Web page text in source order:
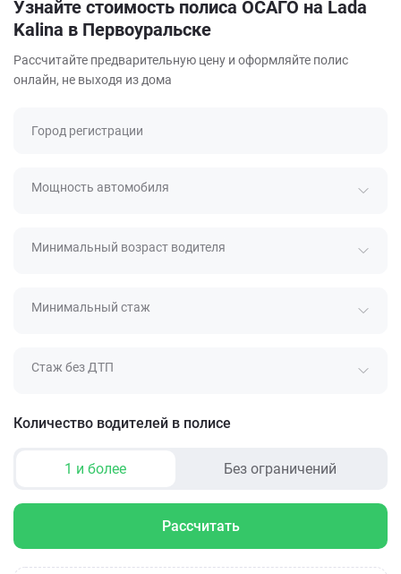
Узнайте стоимость полиса ОСАГО на Lada
Kalina в Первоуральске
Рассчитайте предварительную цену и оформляйте полис
онлайн, не выходя из дома
Город регистрации
Мощность автомобиля
Минимальный возраст водителя
Минимальный стаж
Стаж без ДТП
Количество водителей в полисе
1 и более Без ограничений
Рассчитать